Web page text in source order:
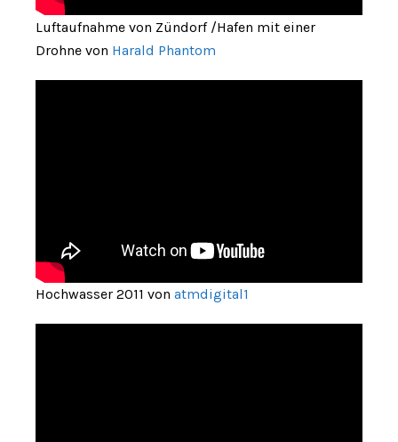
Luftaufnahme von Zündorf /Hafen mit einer
Drohne von Harald Phantom
Hochwasser 2011 von atmdigital1